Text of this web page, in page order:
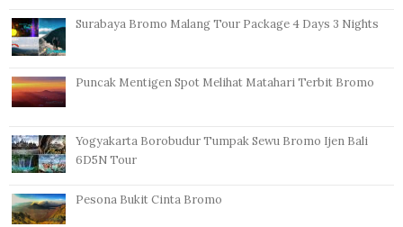
Surabaya Bromo Malang Tour Package 4 Days 3 Nights
Puncak Mentigen Spot Melihat Matahari Terbit Bromo
Yogyakarta Borobudur Tumpak Sewu Bromo Ijen Bali
6D5N Tour
Pesona Bukit Cinta Bromo